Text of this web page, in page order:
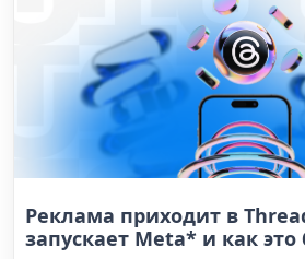
Реклама приходит в
запускает Meta* и как это